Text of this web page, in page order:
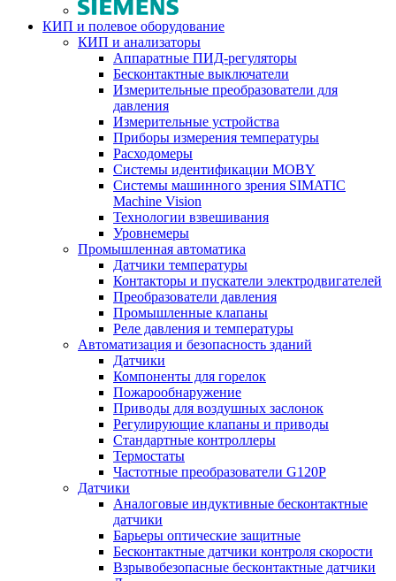
КИП и полевое оборудование
КИП и анализаторы
Аппаратные ПИД-регуляторы
Бесконтактные выключатели
Измерительные преобразователи для
давления
Измерительные устройства
Приборы измерения температуры
Расходомеры
Системы идентификации MOBY
Системы машинного зрения SIMATIC
Machine Vision
Технологии взвешивания
Уровнемеры
Промышленная автоматика
Датчики температуры
Контакторы и пускатели электродвигателей
Преобразователи давления
Промышленные клапаны
Реле давления и температуры
Автоматизация и безопасность зданий
Датчики
Компоненты для горелок
Пожарообнаружение
Приводы для воздушных заслонок
Регулирующие клапаны и приводы
Стандартные контроллеры
Термостаты
Частотные преобразователи G120P
Датчики
Аналоговые индуктивные бесконтактные
датчики
Барьеры оптические защитные
Бесконтактные датчики контроля скорости
Взрывобезопасные бесконтактные датчики